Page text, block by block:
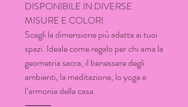
DISPONIBILE IN DIVERSE
MISURE E COLORI
Scegli la dimensione più adatta ai tuoi
spazi. Ideale come regalo per chi ama la
geometria sacra, il benessere degli
ambienti, la meditazione, lo yoga e
l’armonia della casa.